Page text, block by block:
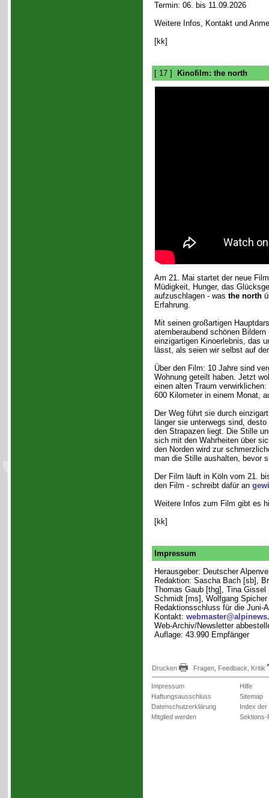
Termin: 06. bis 11.09.2026
Weitere Infos, Kontakt und
[kk]
[ 17 ] Kinofilm: the north
Am 21. Mai startet der neue
Müdigkeit, Hunger, das
aufzuschlagen - was the north
Erfahrung.
Mit seinen großartigen
atemberaubend schönen
einzigartigen Kinoerlebnis, das
lässt, als seien wir selbst auf
Über den Film: 10 Jahre sind
Wohnung geteilt haben. Jetzt
einen alten Traum
600 Kilometer in einem Monat,
Der Weg führt sie durch
länger sie unterwegs sind,
den Strapazen liegt. Die Stille
sich mit den Wahrheiten über
den Norden wird zur
man die Stille aushalten, bevor
Der Film läuft in Köln vom 21.
den Film - schreibt dafür an
Weitere Infos zum Film gibt es
[kk]
Impressum
Herausgeber: Deutscher
Redaktion: Sascha Bach [sb],
Thomas Gaub [thg], Tina
Schmidt [ms], Wolfgang
Redaktionsschluss für die Juni-
Kontakt:
Web-Archiv/Newsletter
Auflage: 43.990 Empfänger
Drucken Fragen, Feedback, Kritik
Impressum
Haftungsausschluss
Datenschutzerklärung
Mitglied werden
Hilfe
Sitemap
Index der
Sektions-